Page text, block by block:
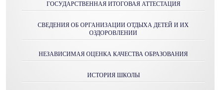
ГОСУДАРСТВЕННАЯ ИТОГОВАЯ АТТЕСТАЦИЯ
СВЕДЕНИЯ ОБ ОРГАНИЗАЦИИ ОТДЫХА ДЕТЕЙ И ИХ
ОЗДОРОВЛЕНИИ
НЕЗАВИСИМАЯ ОЦЕНКА КАЧЕСТВА ОБРАЗОВАНИЯ
ИСТОРИЯ ШКОЛЫ